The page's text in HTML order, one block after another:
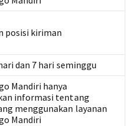
posisi kiriman
dan 7 hari seminggu
Mandiri hanya
informasi tentang
menggunakan layanan
Mandiri